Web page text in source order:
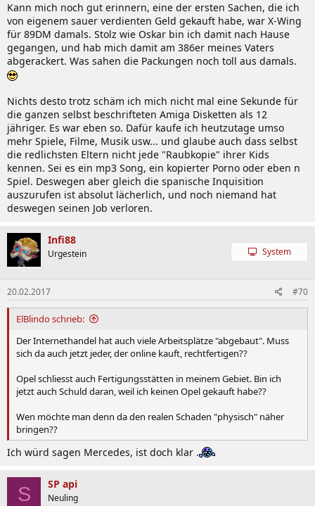
Kann mich noch gut erinnern, eine der ersten Sachen, die ich
von eigenem sauer verdienten Geld gekauft habe, war X-Wing
für 89DM damals. Stolz wie Oskar bin ich damit nach Hause
gegangen, und hab mich damit am 386er meines Vaters
abgerackert. Was sahen die Packungen noch toll aus damals.
Nichts desto trotz schäm ich mich nicht mal eine Sekunde für
die ganzen selbst beschrifteten Amiga Disketten als 12
jähriger. Es war eben so. Dafür kaufe ich heutzutage umso
mehr Spiele, Filme, Musik usw... und glaube auch dass selbst
die redlichsten Eltern nicht jede "Raubkopie" ihrer Kids
kennen. Sei es ein mp3 Song, ein kopierter Porno oder eben n
Spiel. Deswegen aber gleich die spanische Inquisition
auszurufen ist absolut lächerlich, und noch niemand hat
deswegen seinen Job verloren.
Infi88
Urgestein System
20.02.2017 #70
ElBlindo schrieb:
Der Internethandel hat auch viele Arbeitsplätze "abgebaut". Muss
sich da auch jetzt jeder, der online kauft, rechtfertigen??
Opel schliesst auch Fertigungsstätten in meinem Gebiet. Bin ich
jetzt auch Schuld daran, weil ich keinen Opel gekauft habe??
Wen möchte man denn da den realen Schaden "physisch" näher
bringen??
Ich würd sagen Mercedes, ist doch klar .
S SP api
Neuling